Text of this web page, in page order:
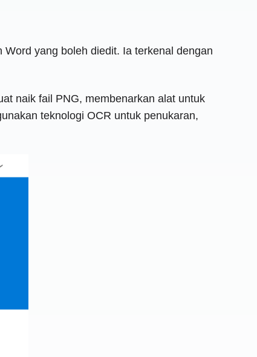
yang boleh diedit. Ia terkenal dengan
naik fail PNG, membenarkan alat untuk
teknologi OCR untuk penukaran,